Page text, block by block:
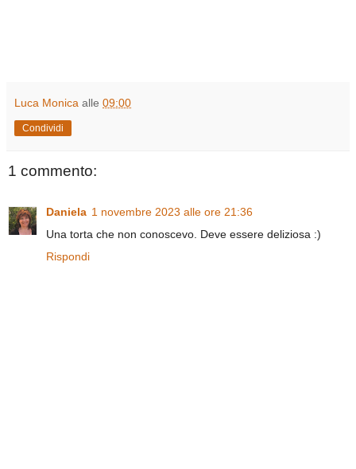
Luca Monica alle 09:00
Condividi
1 commento:
Daniela 1 novembre 2023 alle ore 21:36
Una torta che non conoscevo. Deve essere deliziosa :)
Rispondi